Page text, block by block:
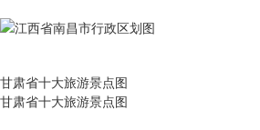
甘肃省十大旅游景点图
甘肃省十大旅游景点图